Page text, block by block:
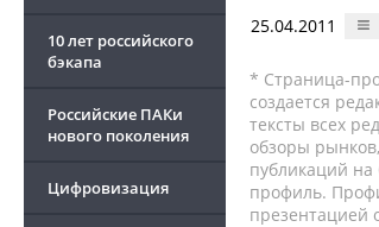
10 лет российского
бэкапа
Российские ПАКи
нового поколения
Цифровизация
25.04.2011
* Страница-
создается
тексты всех
обзоры
публикаций
профиль.
презентацией